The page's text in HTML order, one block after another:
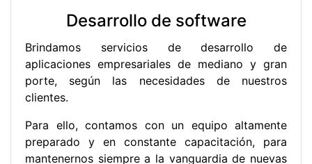
Desarrollo de software
Brindamos servicios de desarrollo de
aplicaciones empresariales de mediano y gran
porte, según las necesidades de nuestros
clientes.
Para ello, contamos con un equipo altamente
preparado y en constante capacitación, para
mantenernos siempre a la vanguardia de nuevas